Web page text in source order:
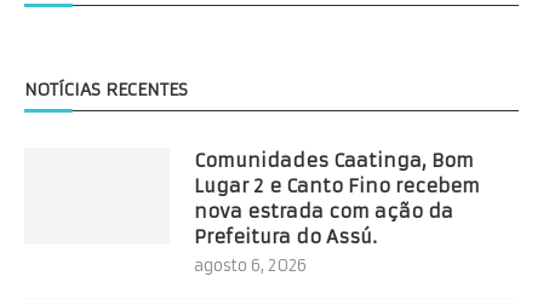
NOTÍCIAS RECENTES
Comunidades Caatinga, Bom
Lugar 2 e Canto Fino recebem
nova estrada com ação da
Prefeitura do Assú.
agosto 6, 2026